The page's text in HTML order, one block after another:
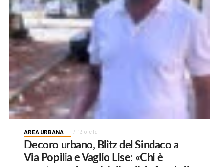
AREA URBANA 13 ore fa
Decoro urbano, Blitz del Sindaco a
Via Popilia e Vaglio Lise: «Chi è